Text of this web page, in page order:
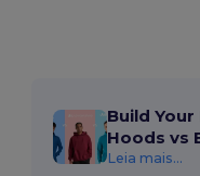
Build Your
Hoods vs
Leia mais...